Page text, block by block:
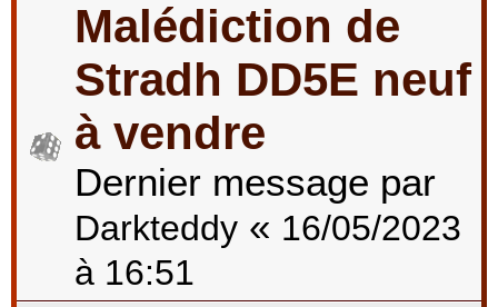
Malédiction de
Stradh DD5E neuf
à vendre
Dernier message par
Darkteddy « 16/05/2023
à 16:51